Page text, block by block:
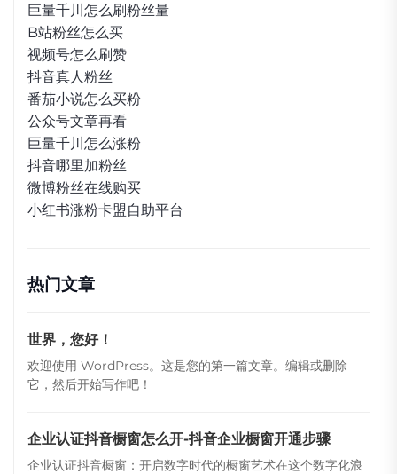
巨量千川怎么刷粉丝量
B站粉丝怎么买
视频号怎么刷赞
抖音真人粉丝
番茄小说怎么买粉
公众号文章再看
巨量千川怎么涨粉
抖音哪里加粉丝
微博粉丝在线购买
小红书涨粉卡盟自助平台
热门文章
世界，您好！
欢迎使用 WordPress。这是您的第一篇文章。编辑或删除
它，然后开始写作吧！
企业认证抖音橱窗怎么开-抖音企业橱窗开通步骤
企业认证抖音橱窗：开启数字时代的橱窗艺术在这个数字化浪